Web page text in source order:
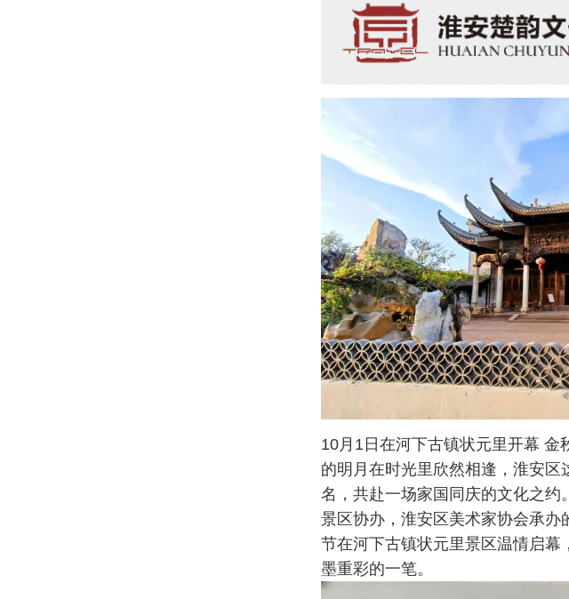
10月1日在河下古镇状元里开幕 金
的明月在时光里欣然相逢，淮安区
名，共赴一场家国同庆的文化之约
景区协办，淮安区美术家协会承办
节在河下古镇状元里景区温情启
墨重彩的一笔。